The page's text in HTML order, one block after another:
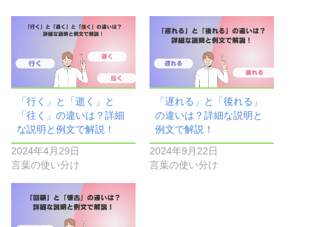
「行く」と「逝く」と
「往く」の違いは？詳細
な説明と例文で解説！
2024年4月29日
言葉の使い分け
「遅れる」と「後れる」
の違いは？詳細な説明と
例文で解説！
2024年9月22日
言葉の使い分け